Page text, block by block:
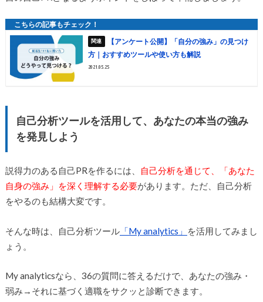
【アンケート公開】「自分の強み」の見つけ
方｜おすすめツールや使い方も解説
2021.05.25
自己分析ツールを活用して、あなたの本当の強み
を発見しよう
説得力のある自己PRを作るには、
自己分析を通じて、「あなた
自身の強み」を深く理解する必要があります。ただ、自己分析
をやるのも結構大変です。
そんな時は、自己分析ツール「My analytics」
を活用してみまし
ょう。
My analyticsなら、36の質問に答えるだけで、あなたの強み・
弱み→それに基づく適職をサクッと診断できます。